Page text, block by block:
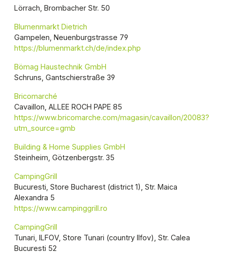
Lörrach, Brombacher Str. 50
Blumenmarkt Dietrich
Gampelen, Neuenburgstrasse 79
https://blumenmarkt.ch/de/index.php
Bömag Haustechnik GmbH
Schruns, Gantschierstraße 39
Bricomarché
Cavaillon, ALLEE ROCH PAPE 85
https://www.bricomarche.com/magasin/cavaillon/20083?
utm_source=gmb
Building & Home Supplies GmbH
Steinheim, Götzenbergstr. 35
CampingGrill
Bucuresti, Store Bucharest (district 1), Str. Maica
Alexandra 5
https://www.campinggrill.ro
CampingGrill
Tunari, ILFOV, Store Tunari (country Ilfov), Str. Calea
Bucuresti 52